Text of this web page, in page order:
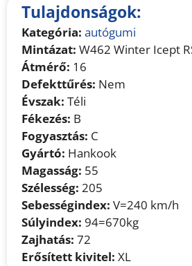
Tulajdonságok:
Kategória: autógumi
Mintázat: W462 Winter Icept
Átmérő: 16
Defekttűrés: Nem
Évszak: Téli
Fékezés: B
Fogyasztás: C
Gyártó: Hankook
Magasság: 55
Szélesség: 205
Sebességindex: V=240 km/h
Súlyindex: 94=670kg
Zajhatás: 72
Erősített kivitel: XL